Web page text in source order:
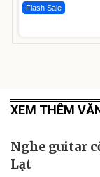
Flash Sale
XEM THÊM
Nghe guitar
Lạt